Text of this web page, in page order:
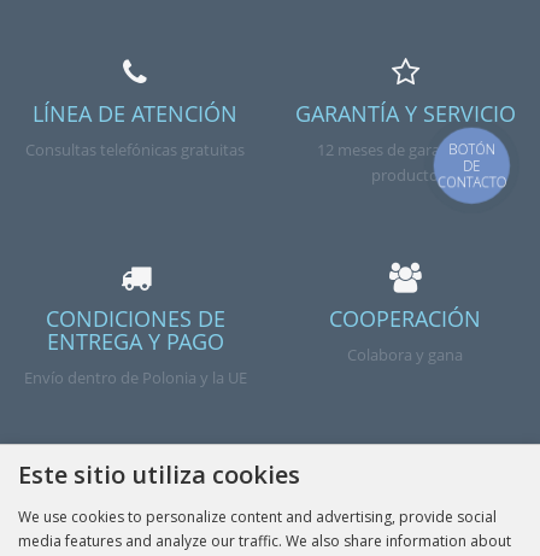
LÍNEA DE ATENCIÓN
Consultas telefónicas gratuitas
GARANTÍA Y SERVICIO
12 meses de garantía del
producto
CONDICIONES DE
ENTREGA Y PAGO
Envío dentro de Polonia y la UE
COOPERACIÓN
Colabora y gana
Hecho
Este sitio utiliza cookies
We use cookies to personalize content and advertising, provide social
media features and analyze our traffic. We also share information about
BOTÓN
DE
CONTACTO